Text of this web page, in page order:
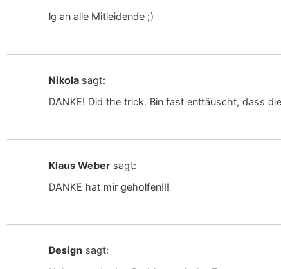
lg an alle Mitleidende ;)
Nikola sagt:
DANKE! Did the trick. Bin fast enttäuscht, dass
Klaus Weber sagt:
DANKE hat mir geholfen!!!
Design sagt: